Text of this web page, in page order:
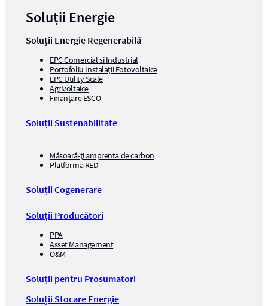
Soluții Energie
Soluții Energie Regenerabilă
EPC Comercial si Industrial
Portofoliu Instalații Fotovoltaice
EPC Utility Scale
Agrivoltaice
Finanțare ESCO
Soluții Sustenabilitate
Măsoară-ți amprenta de carbon
Platforma RED
Soluții Cogenerare
Soluții Producători
PPA
Asset Management
O&M
Soluții pentru Prosumatori
Soluții Stocare Energie